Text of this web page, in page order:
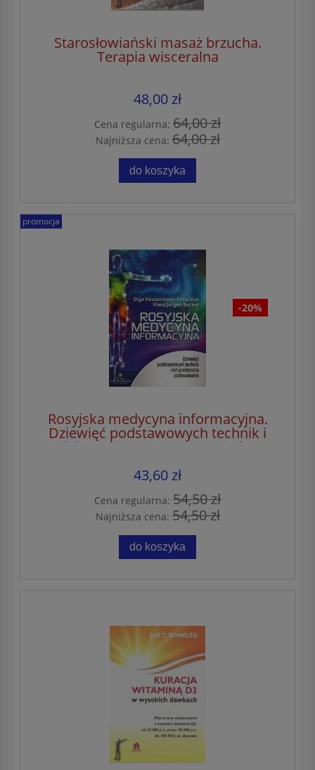
Starosłowiański masaż brzucha.
Terapia wisceralna
48,00 zł
Cena regularna: 64,00 zł
Najniższa cena:64,00 zł
do koszyka
-20%
Rosyjska medycyna informacyjna.
Dziewięć podstawowych technik i
ich praktyczne zastosowanie
43,60 zł
Cena regularna: 54,50 zł
Najniższa cena:54,50 zł
do koszyka
promocja